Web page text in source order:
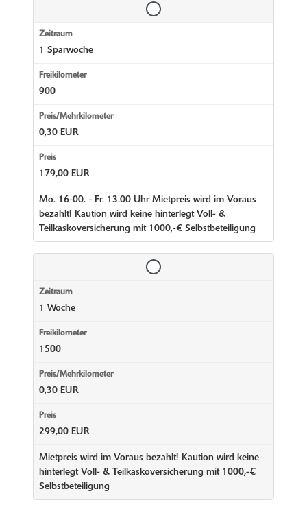
1 Sparwoche
900
0,30 EUR
179,00 EUR
Mo. 16-00. - Fr. 13.00 Uhr Mietpreis wird im Voraus
bezahlt! Kaution wird keine hinterlegt Voll- &
Teilkaskoversicherung mit 1000,-€ Selbstbeteiligung
1 Woche
1500
0,30 EUR
299,00 EUR
Mietpreis wird im Voraus bezahlt! Kaution wird keine
hinterlegt Voll- & Teilkaskoversicherung mit 1000,-€
Selbstbeteiligung